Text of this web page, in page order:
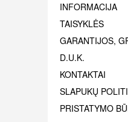
INFORMACIJA
TAISYKLĖS
GARANTIJOS,
D.U.K.
KONTAKTAI
SLAPUKŲ
PRISTATYMO